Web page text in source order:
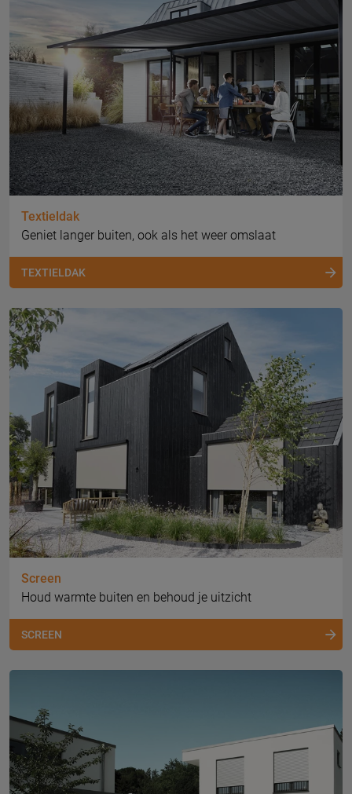
Textieldak
Geniet langer buiten, ook als het weer omslaat
TEXTIELDAK
Screen
Houd warmte buiten en behoud je uitzicht
SCREEN